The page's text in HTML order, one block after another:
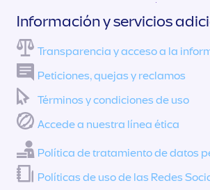
Información y servicios
Transparencia y acceso a la
Peticiones, quejas y reclamos
Términos y condiciones de uso
Accede a nuestra línea ética
Política de tratamiento de datos
Políticas de uso de las Redes